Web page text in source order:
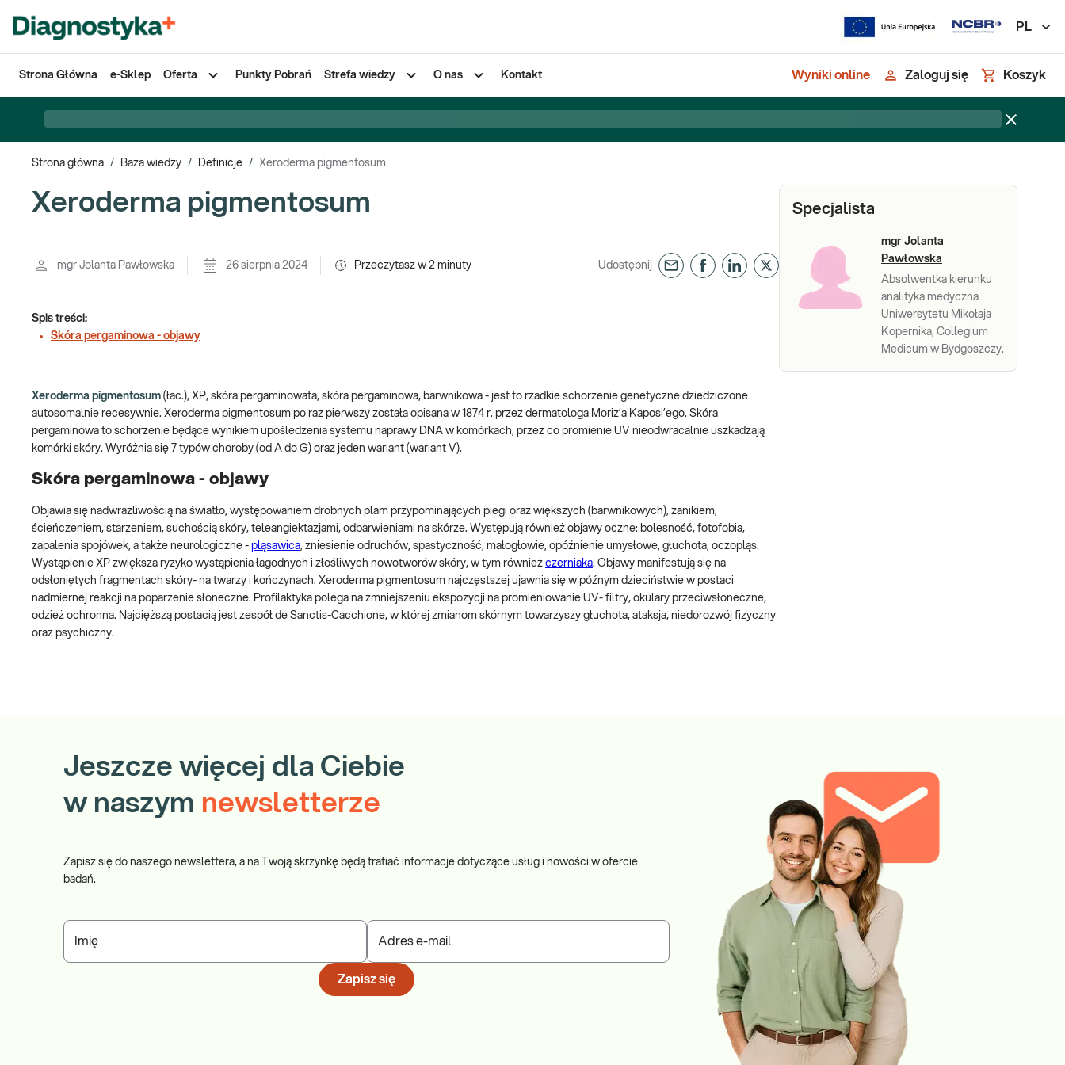
PL
Strona Główna e-Sklep Oferta Punkty Pobrań Strefa wiedzy O nas Kontakt Wyniki online Zaloguj się Koszyk
Strona główna / Baza wiedzy / Definicje / Xeroderma pigmentosum
Xeroderma pigmentosum
mgr Jolanta Pawłowska 26 sierpnia 2024 Przeczytasz w 2 minuty Udostępnij
Spis treści:
Skóra pergaminowa - objawy
Xeroderma pigmentosum (łac.), XP, skóra pergaminowata, skóra pergaminowa, barwnikowa - jest to rzadkie schorzenie genetyczne dziedziczone
autosomalnie recesywnie. Xeroderma pigmentosum po raz pierwszy została opisana w 1874 r. przez dermatologa Moriz’a Kaposi’ego. Skóra
pergaminowa to schorzenie będące wynikiem upośledzenia systemu naprawy DNA w komórkach, przez co promienie UV nieodwracalnie uszkadzają
komórki skóry. Wyróżnia się 7 typów choroby (od A do G) oraz jeden wariant (wariant V).
Skóra pergaminowa - objawy
Objawia się nadwrażliwością na światło, występowaniem drobnych plam przypominających piegi oraz większych (barwnikowych), zanikiem,
ścieńczeniem, starzeniem, suchością skóry, teleangiektazjami, odbarwieniami na skórze. Występują również objawy oczne: bolesność, fotofobia,
zapalenia spojówek, a także neurologiczne - pląsawica, zniesienie odruchów, spastyczność, małogłowie, opóźnienie umysłowe, głuchota, oczopląs.
Wystąpienie XP zwiększa ryzyko wystąpienia łagodnych i złośliwych nowotworów skóry, w tym również czerniaka. Objawy manifestują się na
odsłoniętych fragmentach skóry- na twarzy i kończynach. Xeroderma pigmentosum najczęstszej ujawnia się w późnym dzieciństwie w postaci
nadmiernej reakcji na poparzenie słoneczne. Profilaktyka polega na zmniejszeniu ekspozycji na promieniowanie UV- filtry, okulary przeciwsłoneczne,
odzież ochronna. Najcięższą postacią jest zespół de Sanctis-Cacchione, w której zmianom skórnym towarzyszy głuchota, ataksja, niedorozwój fizyczny
oraz psychiczny.
Specjalista
mgr Jolanta
Pawłowska
Absolwentka kierunku
analityka medyczna
Uniwersytetu Mikołaja
Kopernika, Collegium
Medicum w Bydgoszczy.
Jeszcze więcej dla Ciebie
w naszym newsletterze
Zapisz się do naszego newslettera, a na Twoją skrzynkę będą trafiać informacje dotyczące usług i nowości w ofercie
badań.
Imię Adres e-mail
Zapisz się